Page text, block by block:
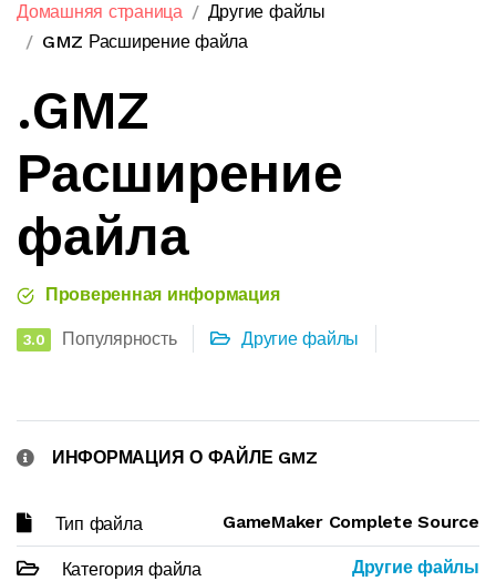
Домашняя страница
Другие файлы
GMZ Расширение файла
.GMZ
Расширение
файла
Проверенная информация
3.0 Популярность Другие файлы
ИНФОРМАЦИЯ О ФАЙЛЕ GMZ
Тип файла GameMaker Complete Source
Категория файла Другие файлы